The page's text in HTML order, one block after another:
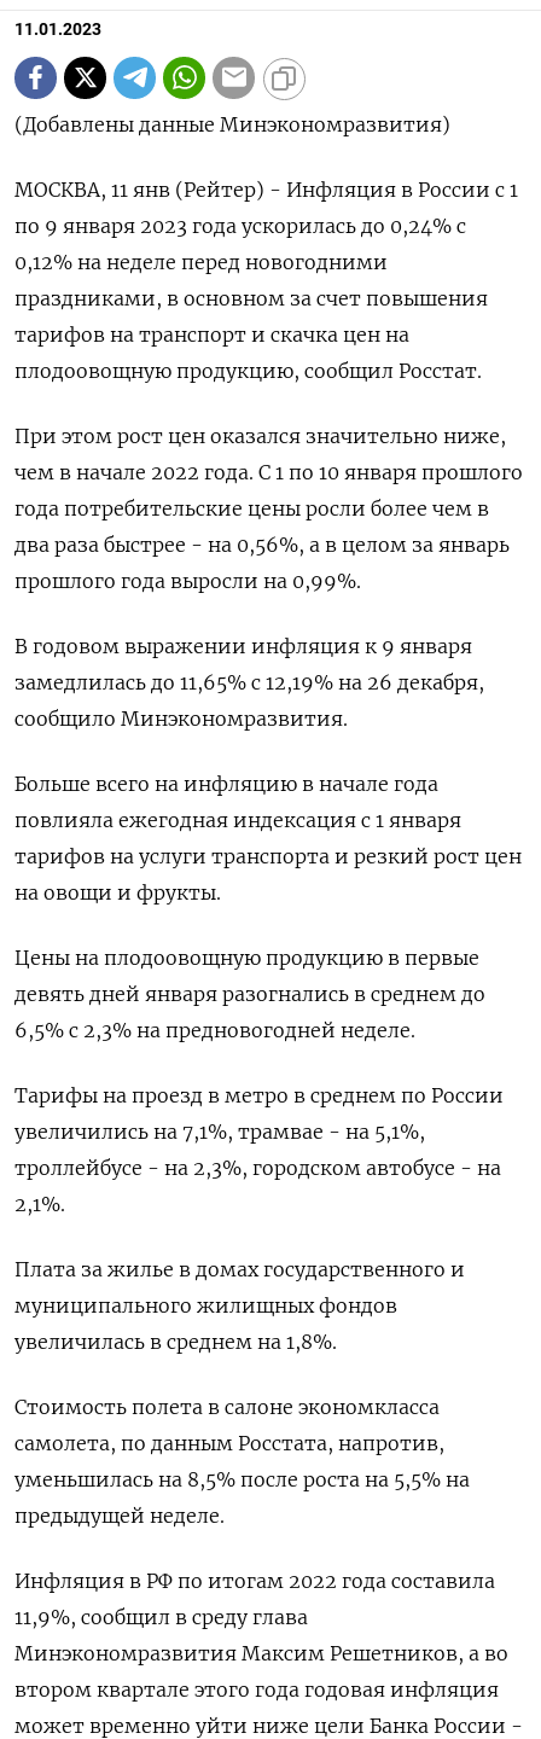
11.01.2023
(Добавлены данные Минэкономразвития)
МОСКВА, 11 янв (Рейтер) - Инфляция в России с 1
по 9 января 2023 года ускорилась до 0,24% с
0,12% на неделе перед новогодними
праздниками, в основном за счет повышения
тарифов на транспорт и скачка цен на
плодоовощную продукцию, сообщил Росстат.
При этом рост цен оказался значительно ниже,
чем в начале 2022 года. С 1 по 10 января прошлого
года потребительские цены росли более чем в
два раза быстрее - на 0,56%, а в целом за январь
прошлого года выросли на 0,99%.
В годовом выражении инфляция к 9 января
замедлилась до 11,65% с 12,19% на 26 декабря,
сообщило Минэкономразвития.
Больше всего на инфляцию в начале года
повлияла ежегодная индексация с 1 января
тарифов на услуги транспорта и резкий рост цен
на овощи и фрукты.
Цены на плодоовощную продукцию в первые
девять дней января разогнались в среднем до
6,5% с 2,3% на предновогодней неделе.
Тарифы на проезд в метро в среднем по России
увеличились на 7,1%, трамвае - на 5,1%,
троллейбусе - на 2,3%, городском автобусе - на
2,1%.
Плата за жилье в домах государственного и
муниципального жилищных фондов
увеличилась в среднем на 1,8%.
Стоимость полета в салоне экономкласса
самолета, по данным Росстата, напротив,
уменьшилась на 8,5% после роста на 5,5% на
предыдущей неделе.
Инфляция в РФ по итогам 2022 года составила
11,9%, сообщил в среду глава
Минэкономразвития Максим Решетников, а во
втором квартале этого года годовая инфляция
может временно уйти ниже цели Банка России -